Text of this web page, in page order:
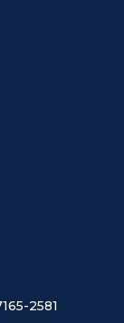
2581